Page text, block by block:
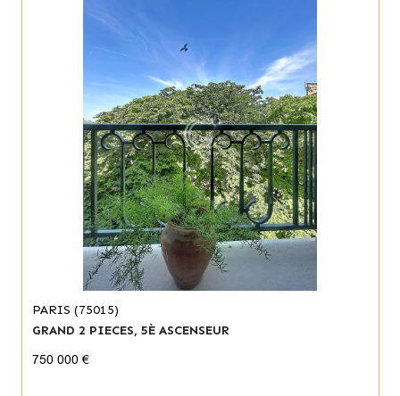
PARIS (75015)
GRAND 2 PIECES, 5È ASCENSEUR
750 000 €